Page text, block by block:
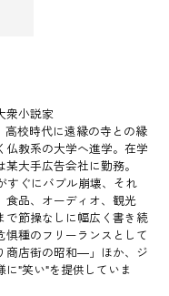
衆小説家
高校時代に遠縁の寺との縁
仏教系の大学へ進学。在学
大手広告会社に勤務。
すぐにバブル崩壊、それ
食品、オーディオ、観光
で節操なしに幅広く書き続
惧種のフリーランスとして
商店街の昭和―」ほか、ジ
“笑い”を提供していま